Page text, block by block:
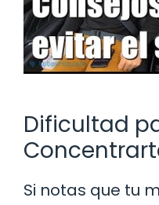
Dificultad
Si notas que tu